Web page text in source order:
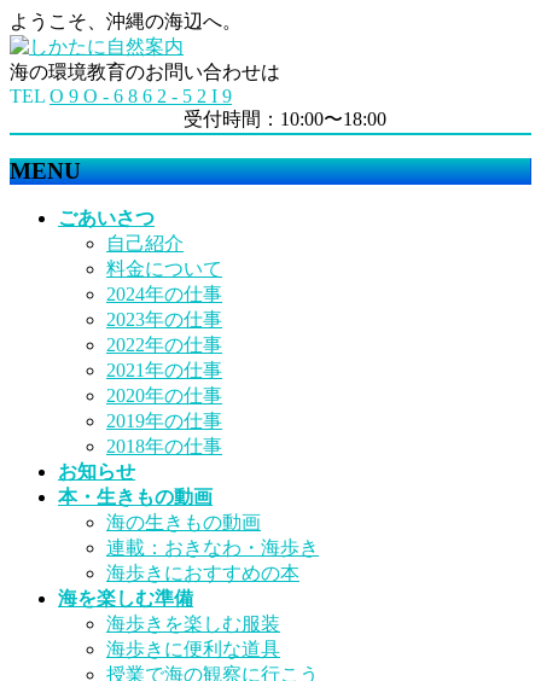
ようこそ、沖縄の海辺へ。
海の環境教育のお問い合わせは
TEL O 9 O - 6 8 6 2 - 5 2 I 9
受付時間：10:00〜18:00
MENU
ごあいさつ
自己紹介
料金について
2024年の仕事
2023年の仕事
2022年の仕事
2021年の仕事
2020年の仕事
2019年の仕事
2018年の仕事
お知らせ
本・生きもの動画
海の生きもの動画
連載：おきなわ・海歩き
海歩きにおすすめの本
海を楽しむ準備
海歩きを楽しむ服装
海歩きに便利な道具
授業で海の観察に行こう